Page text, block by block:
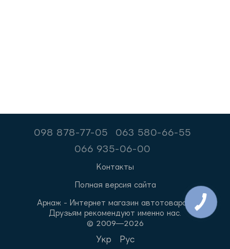
098 878-77-05
063 580-66-55
066 935-06-00
Контакты
Полная версия сайта
Арнаж - Интернет магазин автотоваров.
Друзьям рекомендуют именно нас.
© 2009—2026
Укр Рус